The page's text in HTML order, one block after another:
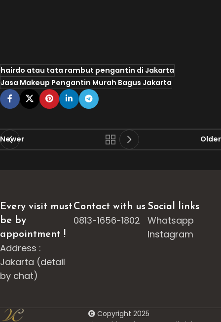
hairdo atau tata rambut pengantin di Jakarta
Jasa Makeup Pengantin Murah Bagus Jakarta
Newer Older
Every visit must
be by
appointment !
Address :
Jakarta (detail
by chat)
Contact with us
0813-1656-1802
Social links
Whatsapp
Instagram
Copyright 2025